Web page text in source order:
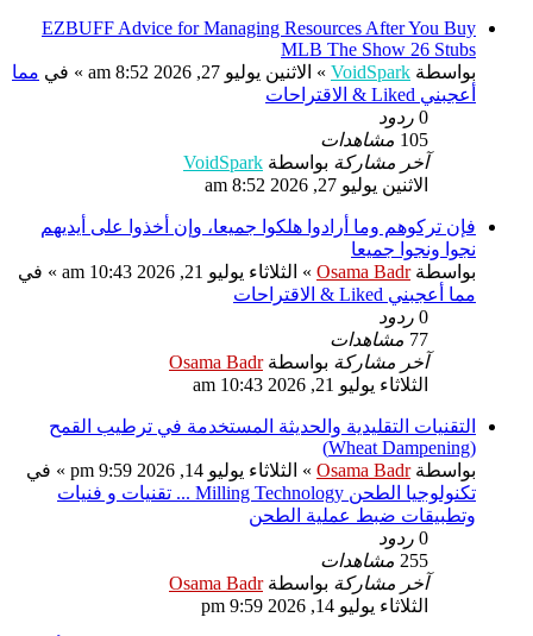
EZBUFF Advice for Managing Resources After You Buy
MLB The Show 26 Stubs
بواسطة VoidSpark
» الاثنين يوليو 27, 2026 8:52 am » في مما
أعجبني Liked & الاقتراحات
0 ردود
105 مشاهدات
آخر مشاركة بواسطة VoidSpark
الاثنين يوليو 27, 2026 8:52 am
فإن تركوهم وما أرادوا هلكوا جميعا، وإن أخذوا على أيديهم
نجوا ونجوا جميعا
بواسطةOsama Badr
» الثلاثاء يوليو 21, 2026 10:43 am
» في
مما أعجبني Liked & الاقتراحات
0 ردود
77 مشاهدات
آخر مشاركة بواسطةOsama Badr
الثلاثاء يوليو 21, 2026 10:43 am
التقنيات التقليدية والحديثة المستخدمة في ترطيب القمح
(Wheat Dampening)
بواسطةOsama Badr
» الثلاثاء يوليو 14, 2026 9:59 pm
» في
تكنولوجيا الطحن Milling Technology ... تقنيات و فنيات
وتطبيقات ضبط عملية الطحن
0 ردود
255 مشاهدات
آخر مشاركة بواسطةOsama Badr
الثلاثاء يوليو 14, 2026 9:59 pm